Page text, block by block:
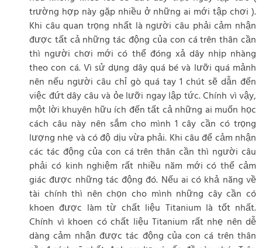
trường hợp này gặp nhiều ở những ai mới tập chơi ).
Khi câu quan trọng nhất là người câu phải cảm nhận
được tất cả những tác động của con cá trên thân cần
thì người chơi mới có thể đóng xả dây nhịp nhàng
theo con cá. Vì sử dụng dây quá bé và lưỡi quá mảnh
nên nếu người câu chỉ gò quá tay 1 chút sẽ dẫn đến
việc đứt dây câu và ỏe lưỡi ngay lập tức. Chính vì vậy,
một lời khuyên hữu ích đến tất cả những ai muốn học
cách câu này nên sắm cho mình 1 cây cần có trọng
lượng nhẹ và có độ dịu vừa phải. Khi câu để cảm nhận
các tác động của con cá trên thân cần thì người câu
phải có kinh nghiệm rất nhiều năm mới có thể cảm
giác được những tác động đó. Nếu ai có khả năng về
tài chính thì nên chọn cho mình những cây cần có
khoen được làm từ chất liệu Titanium là tốt nhất.
Chính vì khoen có chất liệu Titanium rất nhẹ nên dễ
dàng cảm nhận được tác động của con cá trên thân